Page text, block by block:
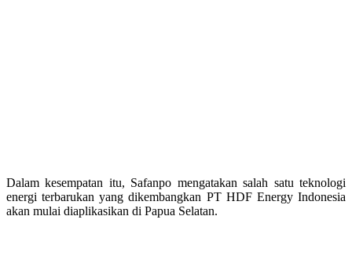
Dalam kesempatan itu, Safanpo mengatakan salah satu teknologi
energi terbarukan yang dikembangkan PT HDF Energy Indonesia
akan mulai diaplikasikan di Papua Selatan.